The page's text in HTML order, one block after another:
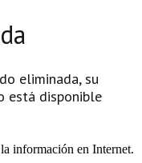
eliminada, su
está disponible
información en Internet.